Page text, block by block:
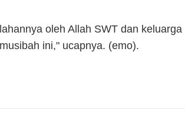
oleh Allah SWT dan keluarga
ini," ucapnya. (emo).